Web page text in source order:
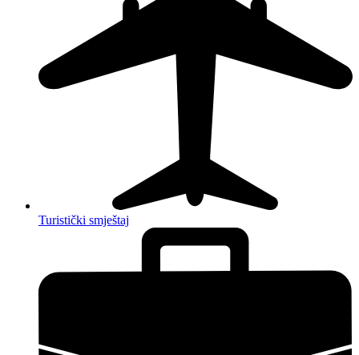
Turistički smještaj